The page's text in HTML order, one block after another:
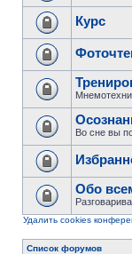
Курс
Во сне вы
Обо
Удалить cookies
Список форумов